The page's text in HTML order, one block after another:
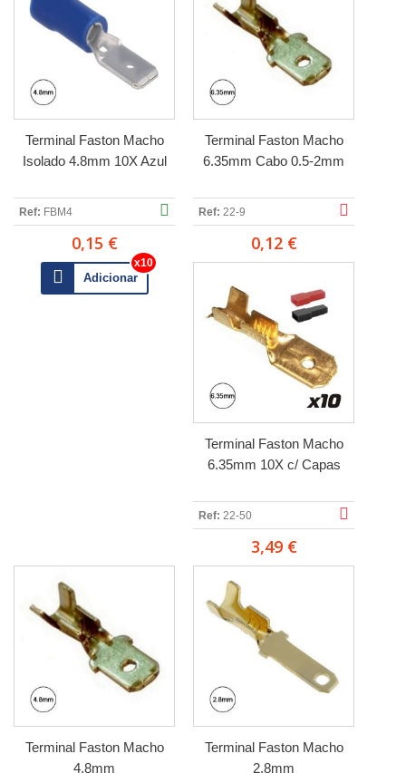
Terminal Faston Macho
Isolado 4.8mm 10X Azul
Ref: FBM4
0,15 €
Adicionar
Terminal Faston Macho
6.35mm Cabo 0.5-2mm
Ref: 22-9
0,12 €
Terminal Faston Macho
6.35mm 10X c/ Capas
Ref: 22-50
3,49 €
Terminal Faston Macho
4.8mm
Terminal Faston Macho
2.8mm